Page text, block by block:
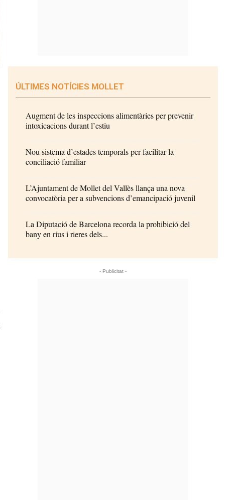
ÚLTIMES NOTÍCIES MOLLET
Augment de les inspeccions alimentàries per prevenir
intoxicacions durant l’estiu
Nou sistema d’estades temporals per facilitar la
conciliació familiar
L’Ajuntament de Mollet del Vallès llança una nova
convocatòria per a subvencions d’emancipació juvenil
La Diputació de Barcelona recorda la prohibició del
bany en rius i rieres dels...
- Publicitat -